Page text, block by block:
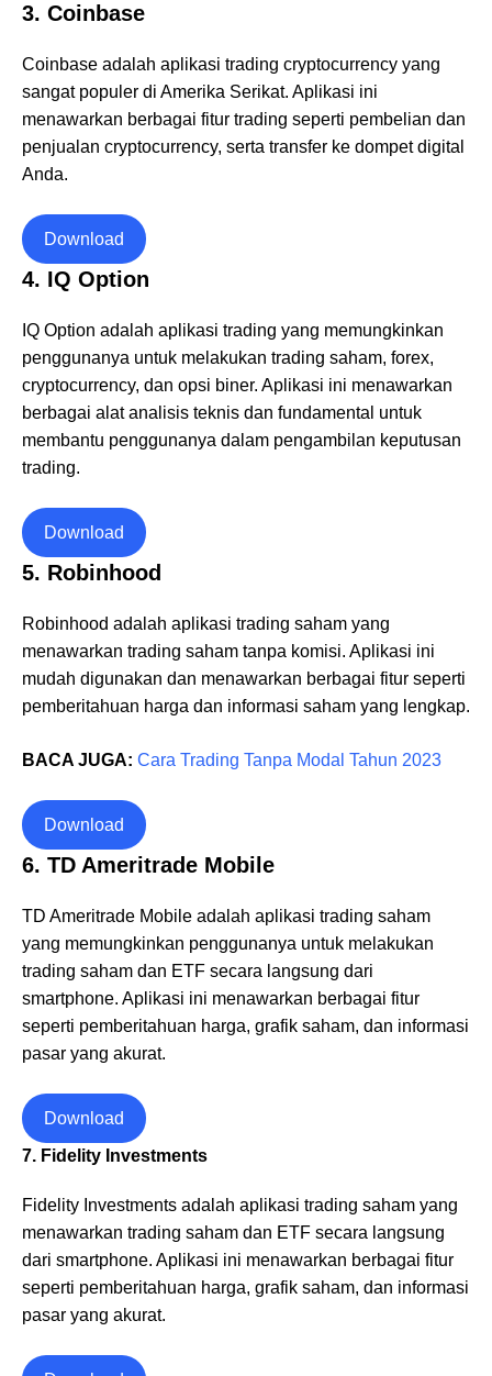
3. Coinbase
Coinbase adalah aplikasi trading cryptocurrency yang
sangat populer di Amerika Serikat. Aplikasi ini
menawarkan berbagai fitur trading seperti pembelian dan
penjualan cryptocurrency, serta transfer ke dompet digital
Anda.
Download
4. IQ Option
IQ Option adalah aplikasi trading yang memungkinkan
penggunanya untuk melakukan trading saham, forex,
cryptocurrency, dan opsi biner. Aplikasi ini menawarkan
berbagai alat analisis teknis dan fundamental untuk
membantu penggunanya dalam pengambilan keputusan
trading.
Download
5. Robinhood
Robinhood adalah aplikasi trading saham yang
menawarkan trading saham tanpa komisi. Aplikasi ini
mudah digunakan dan menawarkan berbagai fitur seperti
pemberitahuan harga dan informasi saham yang lengkap.
BACA JUGA: Cara Trading Tanpa Modal Tahun 2023
Download
6. TD Ameritrade Mobile
TD Ameritrade Mobile adalah aplikasi trading saham
yang memungkinkan penggunanya untuk melakukan
trading saham dan ETF secara langsung dari
smartphone. Aplikasi ini menawarkan berbagai fitur
seperti pemberitahuan harga, grafik saham, dan informasi
pasar yang akurat.
Download
7. Fidelity Investments
Fidelity Investments adalah aplikasi trading saham yang
menawarkan trading saham dan ETF secara langsung
dari smartphone. Aplikasi ini menawarkan berbagai fitur
seperti pemberitahuan harga, grafik saham, dan informasi
pasar yang akurat.